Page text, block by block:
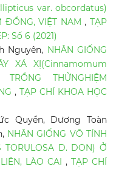
var. obcordatus)
ĐỒNG, VIỆT NAM,TẠP
Số 6 (2021)
Nguyên, NHÂN GIỐNG
XÁ XỊ(Cinnamomum
THỬNGHIỆM
,TẠP CHÍ KHOA HỌC
Quyền, Dương Toàn
NHÂN GIỐNG VÔ TÍNH
TORULOSA D. DON) Ở
LÀO CAI,TẠP CHÍ